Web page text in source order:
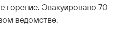
горение. Эвакуировано 70
ведомстве.